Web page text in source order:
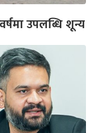
उपलब्धि शून्य